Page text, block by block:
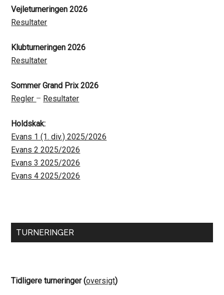
Vejleturneringen 2026
Resultater
Klubturneringen 2026
Resultater
Sommer Grand Prix 2026
Regler – Resultater
Holdskak:
Evans 1 (1. div.) 2025/2026
Evans 2 2025/2026
Evans 3 2025/2026
Evans 4 2025/2026
TURNERINGER
Tidligere turneringer (oversigt)